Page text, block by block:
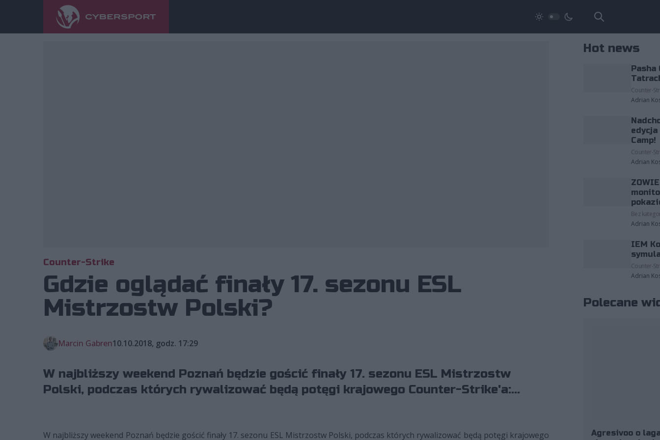
Counter-Strike
Gdzie oglądać finały 17. sezonu ESL
Mistrzostw Polski?
Marcin Gabren10.10.2018, godz. 17:29
W najbliższy weekend Poznań będzie gościć finały 17. sezonu ESL Mistrzostw
Polski, podczas których rywalizować będą potęgi krajowego Counter-Strike'a:...
W najbliższy weekend Poznań będzie gościć finały 17. sezonu ESL Mistrzostw Polski, podczas których rywalizować będą potęgi krajowego
Hot news
Pasha
Counter-
Adrian
edycja
Camp!
Counter-
Adrian
Bez
Adrian
IEM
Counter-
Adrian
Polecane
Agresivoo o